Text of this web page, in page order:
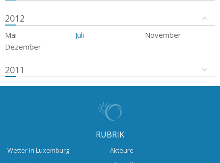
2012
Mai Juli
November
Dezember
2011
RUBRIK
Wetter in Luxemburg
Akteure